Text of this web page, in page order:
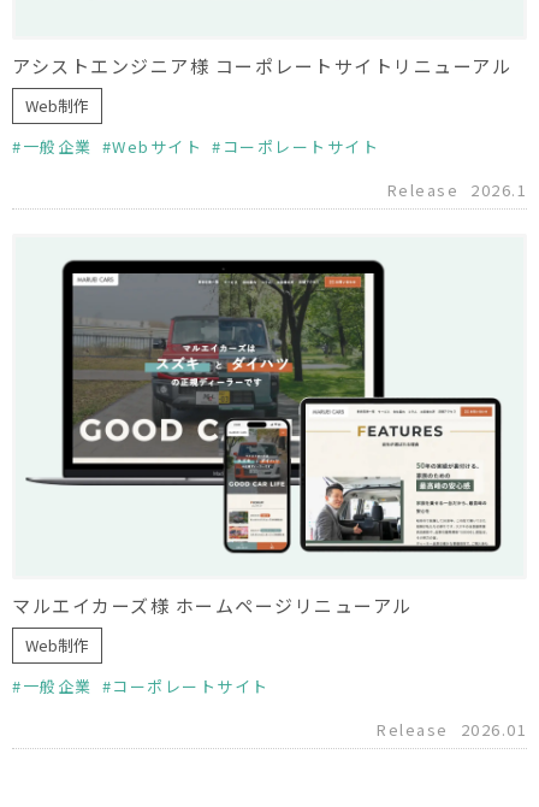
アシストエンジニア様 コーポレートサイトリニューアル
Web制作
一般企業
Webサイト
コーポレートサイト
Release
2026.1
マルエイカーズ様 ホームページリニューアル
Web制作
一般企業
コーポレートサイト
Release
2026.01